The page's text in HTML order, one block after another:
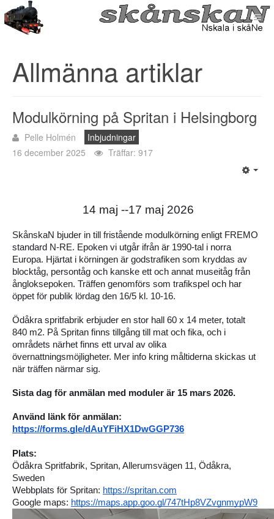
Allmänna artiklar
Modulkörning på Spritan i Helsingborg
Pelle Holmén
Inbjudningar
16 december 2025
Träffar: 917
14 maj --17 maj 2026
SkånskaN bjuder in till fristående modulkörning enligt FREMO
standard N-RE. Epoken vi utgår ifrån är 1990-tal i norra
Europa. Hjärtat i körningen är godstrafiken som kryddas av
blocktåg, persontåg och kanske ett och annat museitåg från
ångloksepoken. Träffen genomförs som trafikspel och har
öppet för publik lördag den 16/5 kl. 10-16.
Ödåkra spritfabrik erbjuder en stor hall 60 x 14 meter, totalt
840 m2. På Spritan finns tillgång till mat och fika, och i
områdets närhet finns ett urval av olika
övernattningsmöjligheter. Mer info kring måltiderna skickas ut
när träffen närmar sig.
Sista dag för anmälan med moduler är 15 mars 2026.
https://forms.gle/dAuYFiHX1DwGGP736
Plats:
Ödåkra Spritfabrik, Spritan, Allerumsvägen 11, Ödåkra,
Sweden
Webbplats för Spritan: https://spritan.com
Google maps: https://maps.app.goo.gl/747tHp8VZvgnmypW9